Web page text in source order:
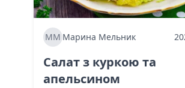
ММ Марина Мельник
Салат з куркою та
апельсином